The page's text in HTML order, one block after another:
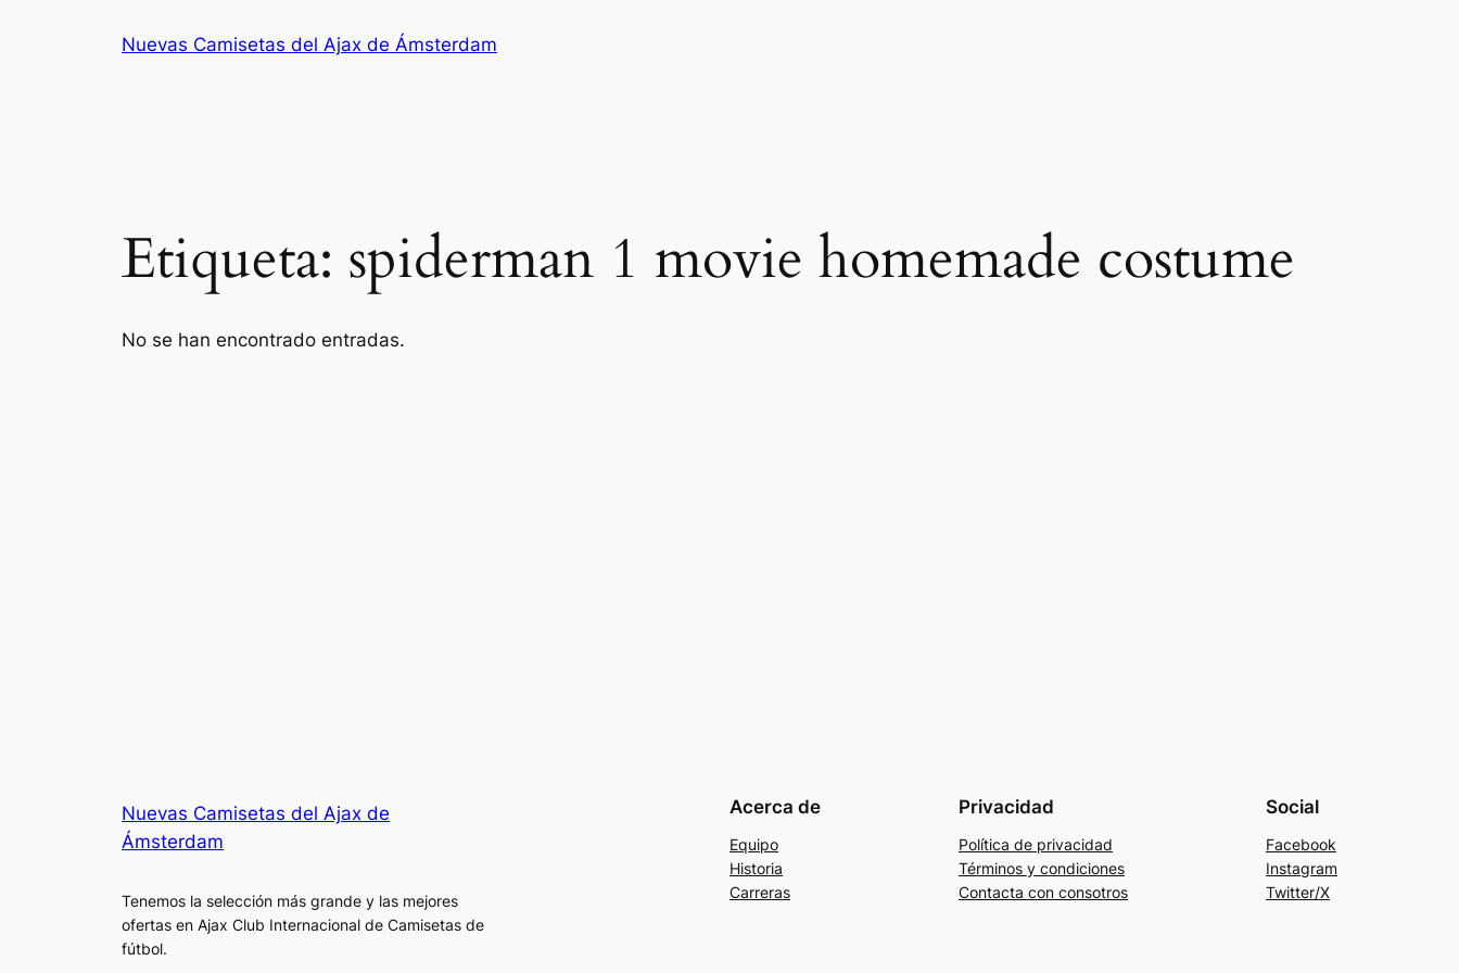
Nuevas Camisetas del Ajax de Ámsterdam
Etiqueta: spiderman 1 movie homemade costume
No se han encontrado entradas.
Nuevas Camisetas del Ajax de
Ámsterdam
Tenemos la selección más grande y las mejores
ofertas en Ajax Club Internacional de Camisetas de
fútbol.
Acerca de
Equipo
Historia
Carreras
Privacidad
Política de privacidad
Términos y condiciones
Contacta con consotros
Social
Facebook
Instagram
Twitter/X